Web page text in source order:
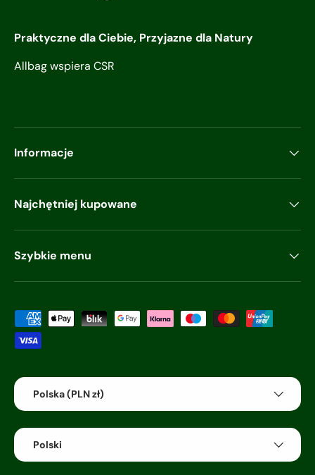
Praktyczne dla Ciebie, Przyjazne dla Natury
Allbag wspiera CSR
Informacje
Najchętniej kupowane
Szybkie menu
Akceptowane metody płatności
Kraj/region
Polska (PLN zł)
Język
Polski